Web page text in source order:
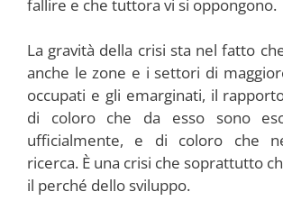
fallire e che tuttora vi si oppongono.
La gravità della crisi sta nel fatto
anche le zone e i settori di
occupati e gli emarginati, il
di coloro che da esso sono
ufficialmente, e di coloro che
ricerca. È una crisi che soprattutto
il perché dello sviluppo.